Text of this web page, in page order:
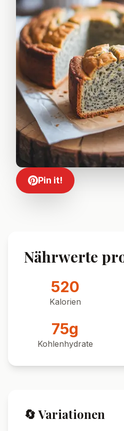
Pin it!
Nährwerte
520
Kalorien
75g
Kohlenhydrate
🔄 Variationen